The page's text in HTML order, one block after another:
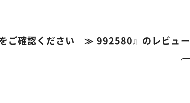
ご確認ください ≫ 992580』のレビュー